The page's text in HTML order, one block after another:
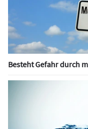
Besteht Gefahr durch